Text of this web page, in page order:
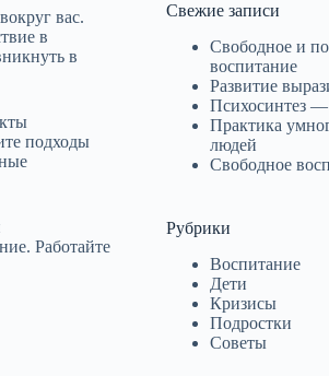
вас.
в
в
подходы
Работайте
Свежие записи
Свободное и
воспитание
Развитие
Психосинтез —
Практика
людей
Свободное
Рубрики
Воспитание
Дети
Кризисы
Подростки
Советы